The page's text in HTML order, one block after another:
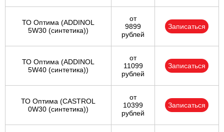
ТО Оптима (ADDINOL
5W30 (синтетика))
от
9899
рублей
Записаться
ТО Оптима (ADDINOL
5W40 (синтетика))
от
11099
рублей
Записаться
ТО Оптима (CASTROL
0W30 (синтетика))
от
10399
рублей
Записаться